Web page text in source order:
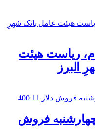
ریاست هیئت
البرز
فروش